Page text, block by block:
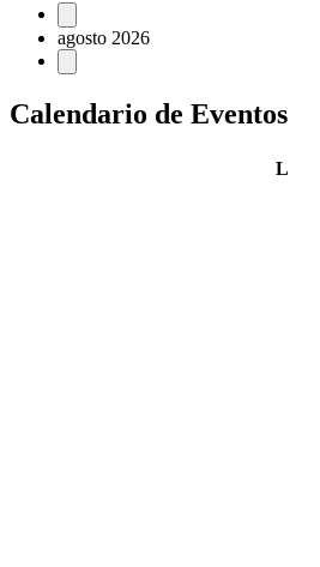
Eventos
agosto 2026
Calendario de Eventos
Llunes